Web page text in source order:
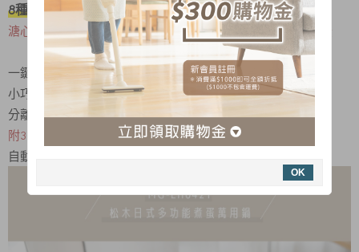
8種內建、一機多用途
溏心蛋、金沙蛋、溫泉蛋、蒸蛋、煮飯、優格、火鍋、茶葉蛋
一鍵開/關、旋鈕操作
小巧不占空間
分離式电源線、携带方便好收纳
附304不銹鋼蒸蛋架(防燙手把) 及304不銹鋼蒸碗、小配件
自動斷電安全裝置，使用更安心
OK